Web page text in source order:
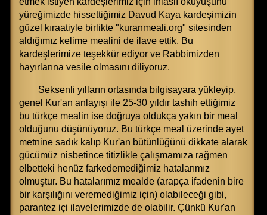
yüreğimizde hissettiğimiz Davud Kaya kardeşimizin
güzel kıraatiyle birlikte "kuranmeali.org" sitesinden
aldığımız kelime mealini de ilave ettik. Bu
kardeşlerimize teşekkür ediyor ve Rabbimizden
hayırlarına vesile olmasını diliyoruz.
Seksenli yılların ortasında bilgisayara yükleyip,
genel Kur'an anlayışı ile 25-30 yıldır tashih ettiğimiz
bu türkçe mealin ise doğruya oldukça yakın bir meal
olduğunu düşünüyoruz. Bu türkçe meal üzerinde ayet
metnine sadık kalıp Kur'an bütünlüğünü dikkate alarak
gücümüz nisbetince titizlikle çalışmamıza rağmen
elbetteki henüz farkedemediğimiz hatalarımız
olmuştur. Bu hatalarımız mealde (arapça ifadenin bire
bir karşılığını veremediğimiz için) olabileceği gibi,
parantez içi ilavelerimizde de olabilir. Çünkü Kur'an